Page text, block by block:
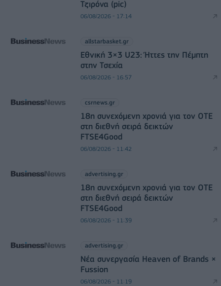
Τζιρόνα (pic)
06/08/2026 - 17:14
allstarbasket.gr
Εθνική 3×3 U23: Ήττες την Πέμπτη
στην Τσεχία
06/08/2026 - 16:57
csrnews.gr
18η συνεχόμενη χρονιά για τον ΟΤΕ
στη διεθνή σειρά δεικτών
FTSE4Good
06/08/2026 - 11:42
advertising.gr
18η συνεχόμενη χρονιά για τον ΟΤΕ
στη διεθνή σειρά δεικτών
FTSE4Good
06/08/2026 - 11:39
advertising.gr
Νέα συνεργασία Heaven of Brands ×
Fussion
06/08/2026 - 11:19